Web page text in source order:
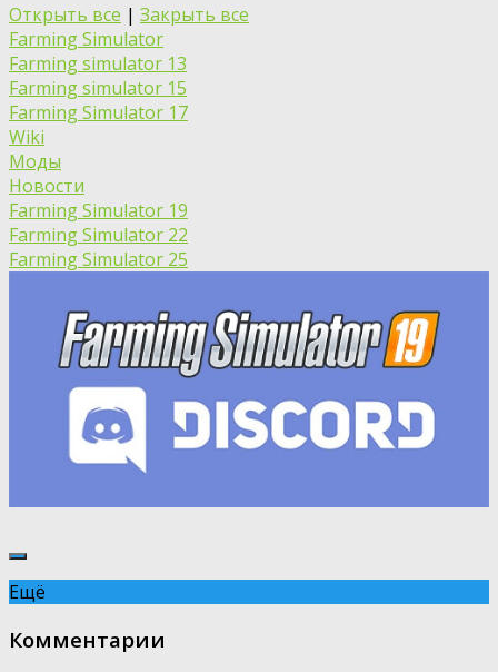
Открыть все | Закрыть все
Farming Simulator
Farming simulator 13
Farming simulator 15
Farming Simulator 17
Wiki
Моды
Новости
Farming Simulator 19
Farming Simulator 22
Farming Simulator 25
Ещё
Комментарии